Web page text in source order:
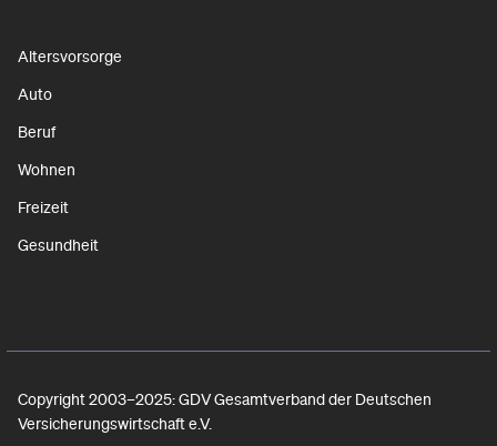
Altersvorsorge
Auto
Beruf
Wohnen
Freizeit
Gesundheit
Copyright 2003–2025: GDV Gesamtverband der Deutschen
Versicherungswirtschaft e.V.